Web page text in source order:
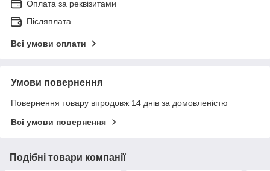
Оплата за реквізитами
Післяплата
Всі умови оплати
Умови повернення
Повернення товару впродовж 14 днів за домовленістю
Всі умови повернення
Подібні товари компанії